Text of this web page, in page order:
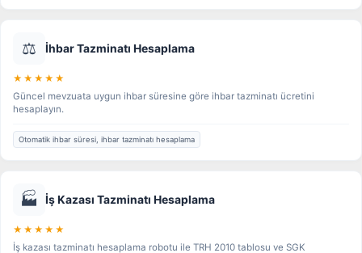
⚖️ İhbar Tazminatı Hesaplama
★★★★★
Güncel mevzuata uygun ihbar süresine göre ihbar tazminatı ücretini
hesaplayın.
Otomatik ihbar süresi, ihbar tazminatı hesaplama
🏭 İş Kazası Tazminatı Hesaplama
★★★★★
İş kazası tazminatı hesaplama robotu ile TRH 2010 tablosu ve SGK